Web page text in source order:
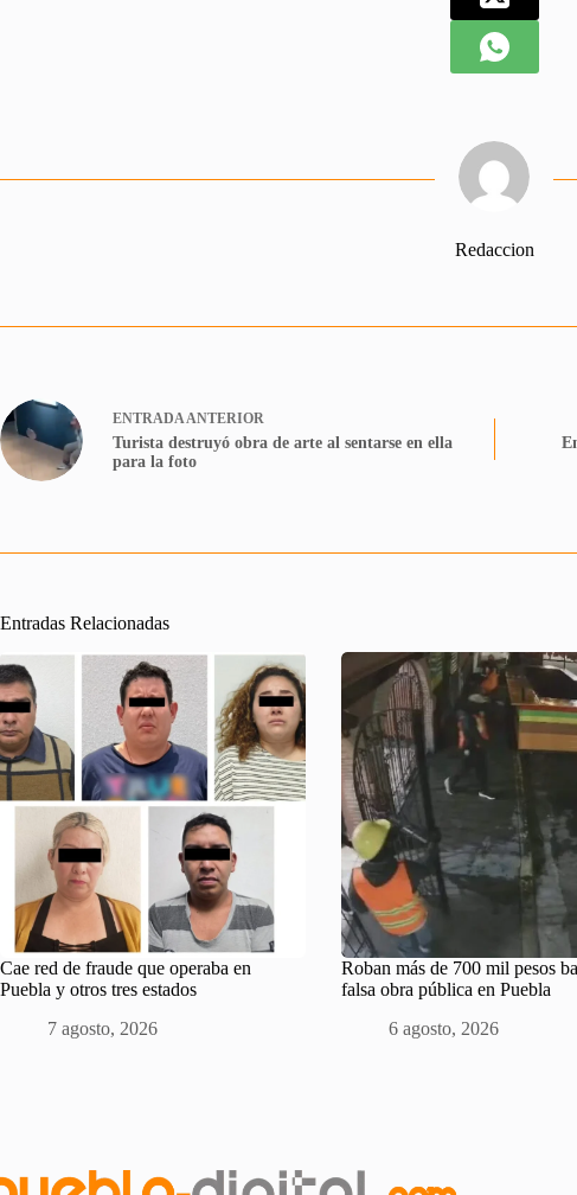
Redaccion
ENTRADAANTERIOR
Turista destruyó obra de arte al sentarse en ella
para la foto
Entradas Relacionadas
Cae red de fraude que operaba en
Puebla y otros tres estados
7 agosto, 2026
Roban más de 700 mil pesos
falsa obra pública en Puebla
6 agosto, 2026